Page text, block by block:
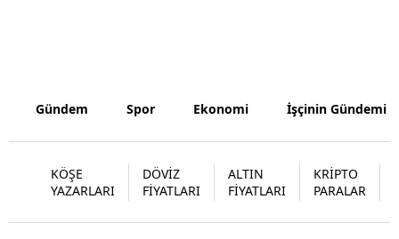
Şanlıurfa
Uşak
Gündem Spor Ekonomi İşçinin Gündemi
KÖŞE
YAZARLARI
DÖVİZ
FİYATLARI
ALTIN
FİYATLARI
KRİPTO
PARALAR